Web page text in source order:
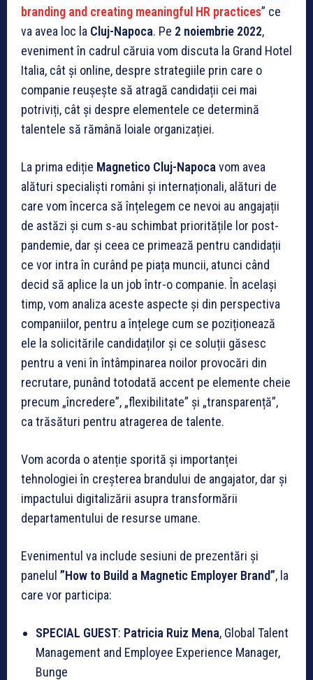
branding and creating meaningful HR practices” ce
va avea loc la Cluj-Napoca. Pe 2 noiembrie 2022,
eveniment în cadrul căruia vom discuta la Grand Hotel
Italia, cât și online, despre strategiile prin care o
companie reușește să atragă candidații cei mai
potriviți, cât și despre elementele ce determină
talentele să rămână loiale organizației.
La prima ediție Magnetico Cluj-Napoca vom avea
alături specialiști români și internaționali, alături de
care vom încerca să înțelegem ce nevoi au angajații
de astăzi și cum s-au schimbat prioritățile lor post-
pandemie, dar și ceea ce primează pentru candidații
ce vor intra în curând pe piața muncii, atunci când
decid să aplice la un job într-o companie. În același
timp, vom analiza aceste aspecte și din perspectiva
companiilor, pentru a înțelege cum se poziționează
ele la solicitările candidaților și ce soluții găsesc
pentru a veni în întâmpinarea noilor provocări din
recrutare, punând totodată accent pe elemente cheie
precum „încredere”, „flexibilitate” și „transparență”,
ca trăsături pentru atragerea de talente.
Vom acorda o atenție sporită și importanței
tehnologiei în creșterea brandului de angajator, dar și
impactului digitalizării asupra transformării
departamentului de resurse umane.
Evenimentul va include sesiuni de prezentări și
panelul ”How to Build a Magnetic Employer Brand”, la
care vor participa:
SPECIAL GUEST: Patricia Ruiz Mena, Global Talent
Management and Employee Experience Manager,
Bunge